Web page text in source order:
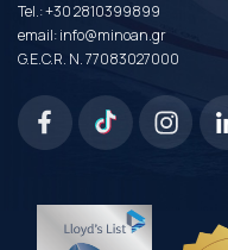
Tel.:+30 2810399899
email:info@minoan.gr
G.E.C.R. N. 77083027000